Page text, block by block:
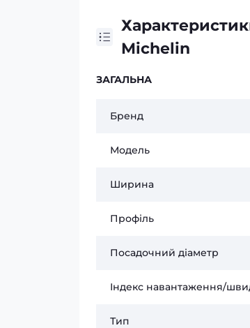
Michelin
ЗАГАЛЬНА
Бренд
Модель
Ширина
Профіль
Посадочний діаметр
Індекс навантаження/
Тип